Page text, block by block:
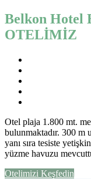
Belkon Hotel
OTELİMİZ
Otel plaja 1.800 mt.
bulunmaktadır. 300 m
yanı sıra tesiste
yüzme havuzu
Otelimizi Keşfedin